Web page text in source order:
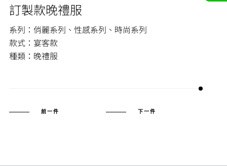
訂製款晚禮服
系列：俏麗系列、性感系列、時尚系列
款式：宴客款
種類：晚禮服
前一件 下一件